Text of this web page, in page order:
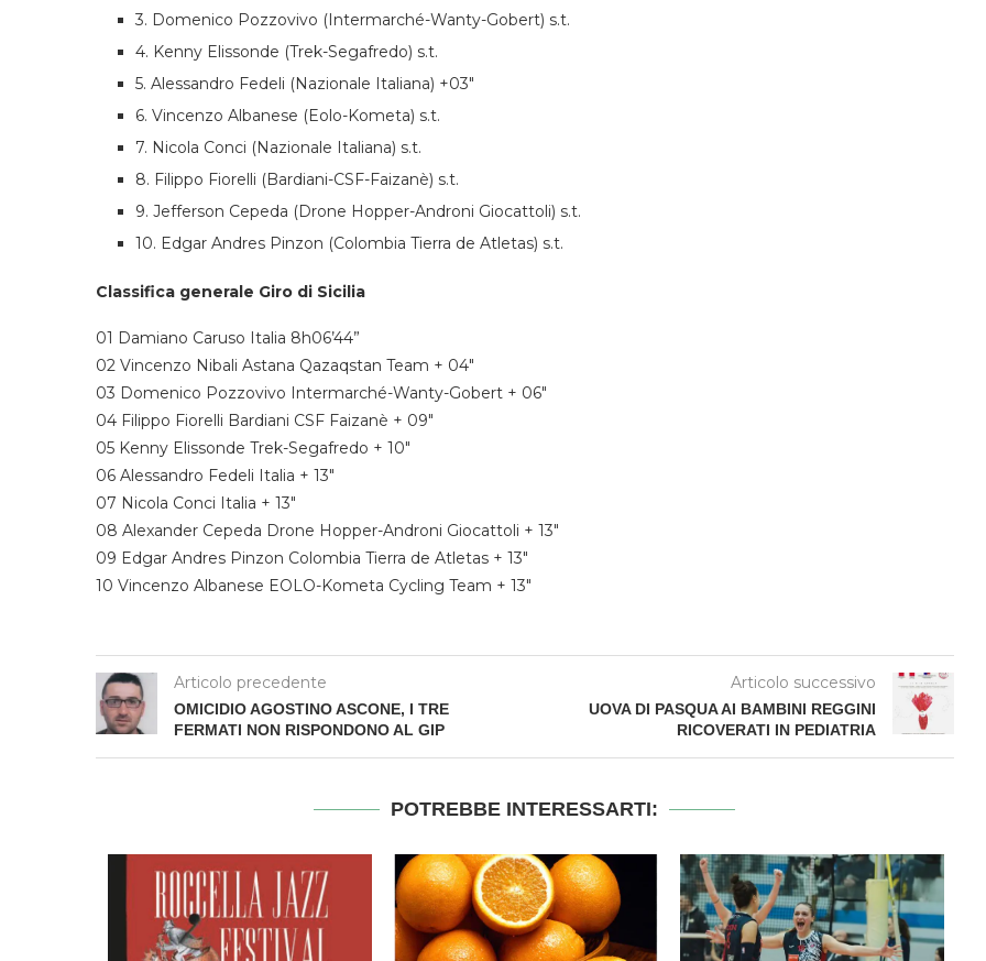
3. Domenico Pozzovivo (Intermarché-Wanty-Gobert) s.t.
4. Kenny Elissonde (Trek-Segafredo) s.t.
5. Alessandro Fedeli (Nazionale Italiana) +03″
6. Vincenzo Albanese (Eolo-Kometa) s.t.
7. Nicola Conci (Nazionale Italiana) s.t.
8. Filippo Fiorelli (Bardiani-CSF-Faizanè) s.t.
9. Jefferson Cepeda (Drone Hopper-Androni Giocattoli) s.t.
10. Edgar Andres Pinzon (Colombia Tierra de Atletas) s.t.
Classifica generale Giro di Sicilia
01 Damiano Caruso Italia 8h06’44”
02 Vincenzo Nibali Astana Qazaqstan Team + 04″
03 Domenico Pozzovivo Intermarché-Wanty-Gobert + 06″
04 Filippo Fiorelli Bardiani CSF Faizanè + 09″
05 Kenny Elissonde Trek-Segafredo + 10″
06 Alessandro Fedeli Italia + 13″
07 Nicola Conci Italia + 13″
08 Alexander Cepeda Drone Hopper-Androni Giocattoli + 13″
09 Edgar Andres Pinzon Colombia Tierra de Atletas + 13″
10 Vincenzo Albanese EOLO-Kometa Cycling Team + 13″
Articolo precedente
OMICIDIO AGOSTINO ASCONE, I TRE
FERMATI NON RISPONDONO AL GIP
Articolo successivo
UOVA DI PASQUA AI BAMBINI REGGINI
RICOVERATI IN PEDIATRIA
POTREBBE INTERESSARTI: